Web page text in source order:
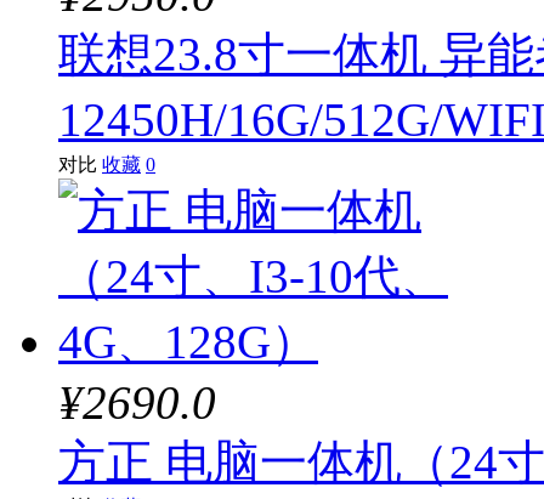
联想23.8寸一体机 异
12450H/16G/512G/
对比 收藏 0
¥2690.0
方正 电脑一体机（24